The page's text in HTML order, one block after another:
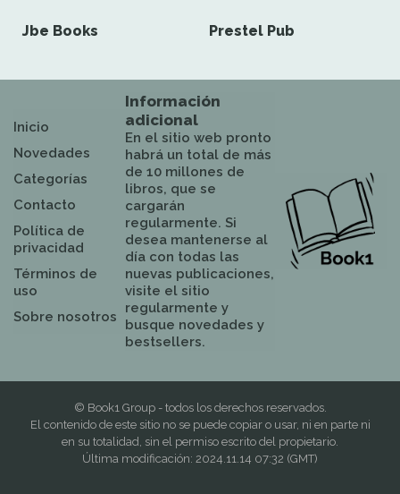
Jbe Books Prestel Pub
Inicio
Novedades
Categorías
Contacto
Política de
privacidad
Términos de
uso
Sobre nosotros
Información
adicional
En el sitio web pronto
habrá un total de más
de 10 millones de
libros, que se
cargarán
regularmente. Si
desea mantenerse al
día con todas las
nuevas publicaciones,
visite el sitio
regularmente y
busque novedades y
bestsellers.
© Book1 Group - todos los derechos reservados.
El contenido de este sitio no se puede copiar o usar, ni en parte ni
en su totalidad, sin el permiso escrito del propietario.
Última modificación: 2024.11.14 07:32 (GMT)